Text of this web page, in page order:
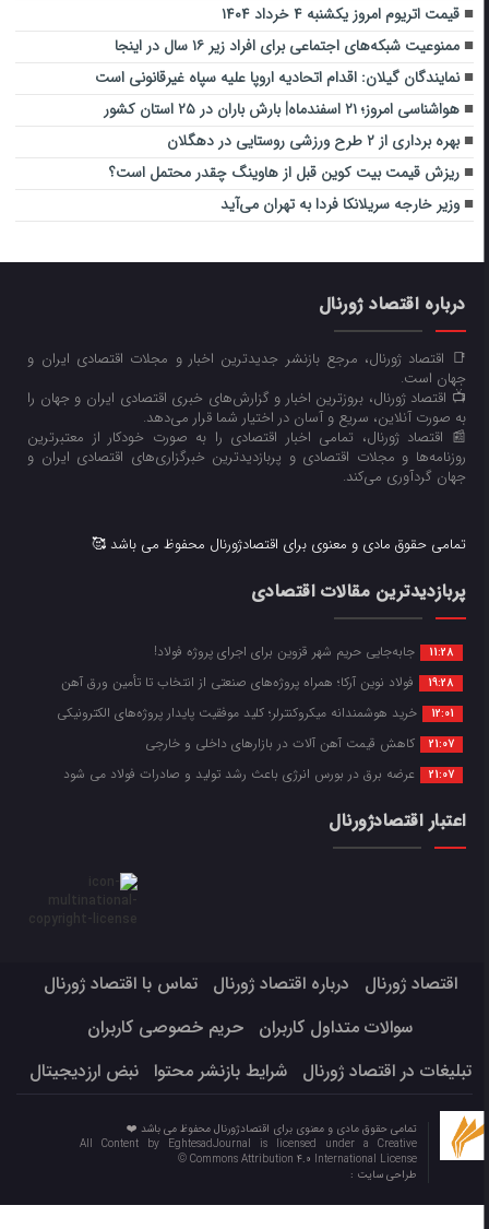
قیمت اتریوم امروز یکشنبه ۴ خرداد ۱۴۰۴
ممنوعیت شبکه‌های اجتماعی برای افراد زیر ۱۶ سال در اینجا
نمایندگان گیلان: اقدام اتحادیه اروپا علیه سپاه غیرقانونی است
هواشناسی امروز؛ ۲۱ اسفندماه| بارش باران در ۲۵ استان کشور
بهره برداری از ۲ طرح ورزشی روستایی در دهگلان
ریزش قیمت بیت‌ کوین قبل از هاوینگ چقدر محتمل است؟
وزیر خارجه سریلانکا فردا به تهران می‌آید
درباره اقتصاد ژورنال
📑 اقتصاد ژورنال، مرجع بازنشر جدیدترین اخبار و مجلات اقتصادی ایران و
جهان است.
📺 اقتصاد ژورنال، بروزترین اخبار و گزارش‌های خبری اقتصادی ایران و جهان را
به صورت آنلاین، سریع و آسان در اختیار شما قرار می‌‌دهد.
📰 اقتصاد ژورنال، تمامی اخبار اقتصادی را به صورت خودکار از معتبرترین
روزنامه‌ها و مجلات اقتصادی و پربازدیدترین خبرگزاری‌های اقتصادی ایران و
جهان گردآوری می‌کند.
تمامی حقوق مادی و معنوی برای اقتصادژورنال محفوظ می باشد 🥰
پربازدیدترین مقالات اقتصادی
11:28 جابه‌جایی حریم شهر قزوین برای اجرای پروژه فولاد!
19:28 فولاد نوین آرکا؛ همراه پروژه‌های صنعتی از انتخاب تا تأمین ورق آهن
12:01 خرید هوشمندانه میکروکنترلر؛ کلید موفقیت پایدار پروژه‌های الکترونیکی
21:07 کاهش قیمت آهن آلات در بازارهای داخلی و خارجی
21:07 عرضه برق در بورس انرژی باعث رشد تولید و صادرات فولاد می شود
اعتبار اقتصادژورنال
اقتصاد ژورنال درباره اقتصاد ژورنال
تماس با اقتصاد ژورنال
سوالات متداول کاربران
حریم خصوصی کاربران
تبلیغات در اقتصاد ژورنال
شرایط بازنشر محتوا نبض ارزدیجیتال
تمامی حقوق مادی و معنوی برای اقتصادژورنال محفوظ می باشد ❤️
All Content by EghtesadJournal is licensed under a Creative
Commons Attribution 4.0 International License ©️
طراحی سایت :